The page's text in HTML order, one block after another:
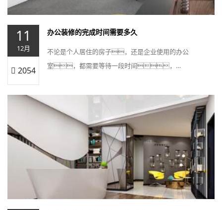
11
12月
2054
办公装修的完成时间需要多久
不论是个人居住的房子，还是企业使用的办公
室，都需要等待一段时间，…